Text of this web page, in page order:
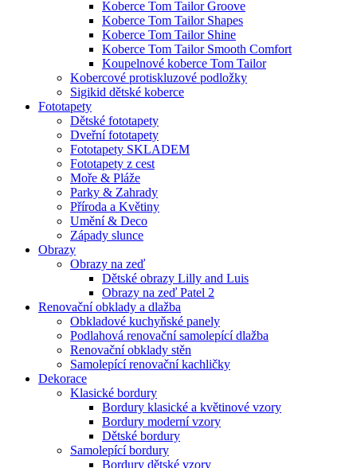
Koberce Tom Tailor Groove
Koberce Tom Tailor Shapes
Koberce Tom Tailor Shine
Koberce Tom Tailor Smooth Comfort
Koupelnové koberce Tom Tailor
Kobercové protiskluzové podložky
Sigikid dětské koberce
Fototapety
Dětské fototapety
Dveřní fototapety
Fototapety SKLADEM
Fototapety z cest
Moře & Pláže
Parky & Zahrady
Příroda a Květiny
Umění & Deco
Západy slunce
Obrazy
Obrazy na zeď
Dětské obrazy Lilly and Luis
Obrazy na zeď Patel 2
Renovační obklady a dlažba
Obkladové kuchyňské panely
Podlahová renovační samolepící dlažba
Renovační obklady stěn
Samolepící renovační kachličky
Dekorace
Klasické bordury
Bordury klasické a květinové vzory
Bordury moderní vzory
Dětské bordury
Samolepící bordury
Bordury dětské vzory